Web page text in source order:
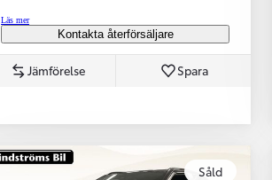
Läs mer
Kontakta återförsäljare
Jämförelse Spara
Såld